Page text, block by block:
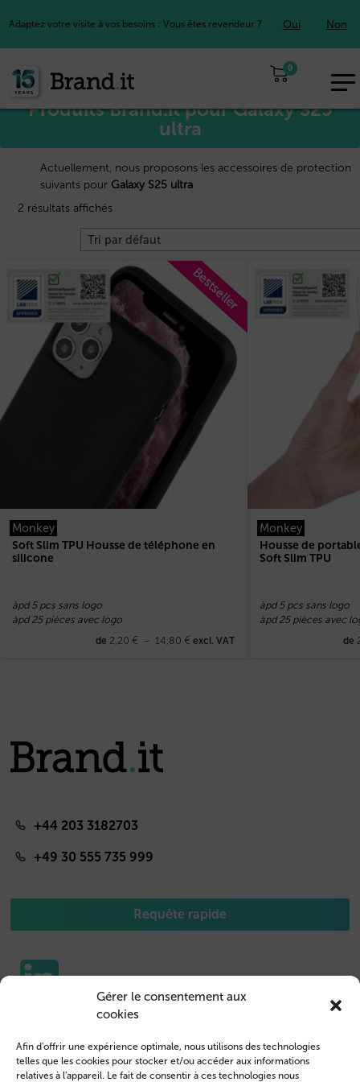
Gérer le consentement aux
cookies
Afin d'offrir une expérience optimale, nous utilisons des technologies
telles que les cookies pour stocker et/ou accéder aux informations
relatives à l'appareil. Le fait de consentir à ces technologies nous
Adaptez votre visite à vos besoins : Vous êtes revendeur ? Oui Non
0
FR
Accueil
Produits Brand.it pour Galaxy S25
ultra
Actuellement, nous proposons les accessoires de protection
suivants pour Galaxy S25 ultra
2 résultats affichés
Bestseller
Monkey
Soft Slim TPU Housse de téléphone en
silicone
àpd 5 pcs sans logo
àpd 25 pièces avec logo
de 2,20 € – 14,80 € excl. VAT
Monkey
Housse de
Soft Slim TPU
àpd 5 pcs sans logo
àpd 25 pièces avec
de
+44 203 3182703
+49 30 555 735 999
Requête rapide
Housse de Tablet Connexion des clients